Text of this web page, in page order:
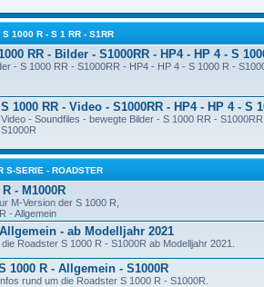
1000 R - S 1 RR - S1RR
RR - Bilder - S1000RR - HP4 - HP 4 - S
- S 1000 RR - S1000RR - HP4 - HP 4 - S 1000 R -
S 1000 RR - Video - S1000RR - HP4 - HP 4 - S
Video - Soundfiles - bewegte Bilder - S 1000 RR -
S1000R
S-SERIE - ROADSTER
- M1000R
M-Version der S 1000 R,
- Allgemein
Allgemein - ab Modelljahr 2021
Roadster S 1000 R - S1000R ab Modelljahr 2021.
1000 R - Allgemein - S1000R
rund um die Roadster S 1000 R - S1000R.